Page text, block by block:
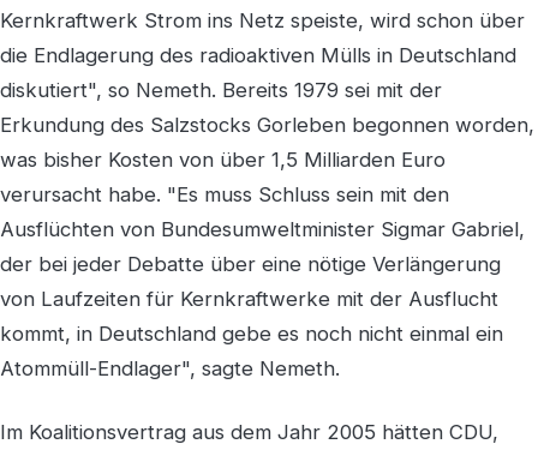
Kernkraftwerk Strom ins Netz speiste, wird schon über
die Endlagerung des radioaktiven Mülls in Deutschland
diskutiert", so Nemeth. Bereits 1979 sei mit der
Erkundung des Salzstocks Gorleben begonnen worden,
was bisher Kosten von über 1,5 Milliarden Euro
verursacht habe. "Es muss Schluss sein mit den
Ausflüchten von Bundesumweltminister Sigmar Gabriel,
der bei jeder Debatte über eine nötige Verlängerung
von Laufzeiten für Kernkraftwerke mit der Ausflucht
kommt, in Deutschland gebe es noch nicht einmal ein
Atommüll-Endlager", sagte Nemeth.
Im Koalitionsvertrag aus dem Jahr 2005 hätten CDU,